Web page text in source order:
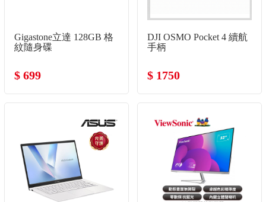
Gigastone立達 128GB 格
紋隨身碟
$ 699
DJI OSMO Pocket 4 續航
手柄
$ 1750